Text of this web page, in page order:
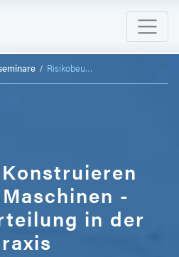
Risikobeurteilung - Maschinen sicher konstruieren
-
in der